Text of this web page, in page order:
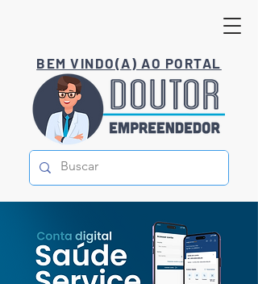
BEM VINDO(A) AO PORTAL